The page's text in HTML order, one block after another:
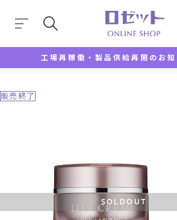
工場再稼働・製品供給再開のお知
クリーム ロゼット素肌
販売終了
SOLDOUT